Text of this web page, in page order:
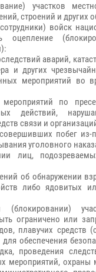
участков
строений и других
войск
оцепление
аварий,
и других
мероприятий во
по
действий,
связи и
побег из-
уголовного
лиц,
об обнаружении
либо ядовитых
ограничено или
плавучих средств
обеспечения
проведения
мероприятий, охраны